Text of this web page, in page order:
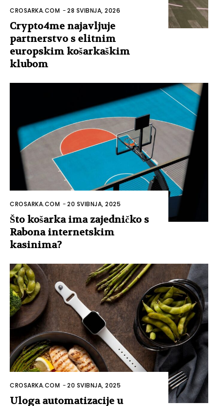
CROSARKA.COM -28 SVIBNJA, 2026
Crypto4me najavljuje
partnerstvo s elitnim
europskim košarkaškim
klubom
CROSARKA.COM -20 SVIBNJA, 2025
Što košarka ima zajedničko s
Rabona internetskim
kasinima?
CROSARKA.COM -20 SVIBNJA, 2025
Uloga automatizacije u